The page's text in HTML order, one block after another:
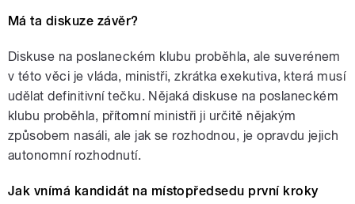
Má ta diskuze závěr?
Diskuse na poslaneckém klubu proběhla, ale suverénem
v této věci je vláda, ministři, zkrátka exekutiva, která musí
udělat definitivní tečku. Nějaká diskuse na poslaneckém
klubu proběhla, přítomní ministři ji určitě nějakým
způsobem nasáli, ale jak se rozhodnou, je opravdu jejich
autonomní rozhodnutí.
Jak vnímá kandidát na místopředsedu první kroky